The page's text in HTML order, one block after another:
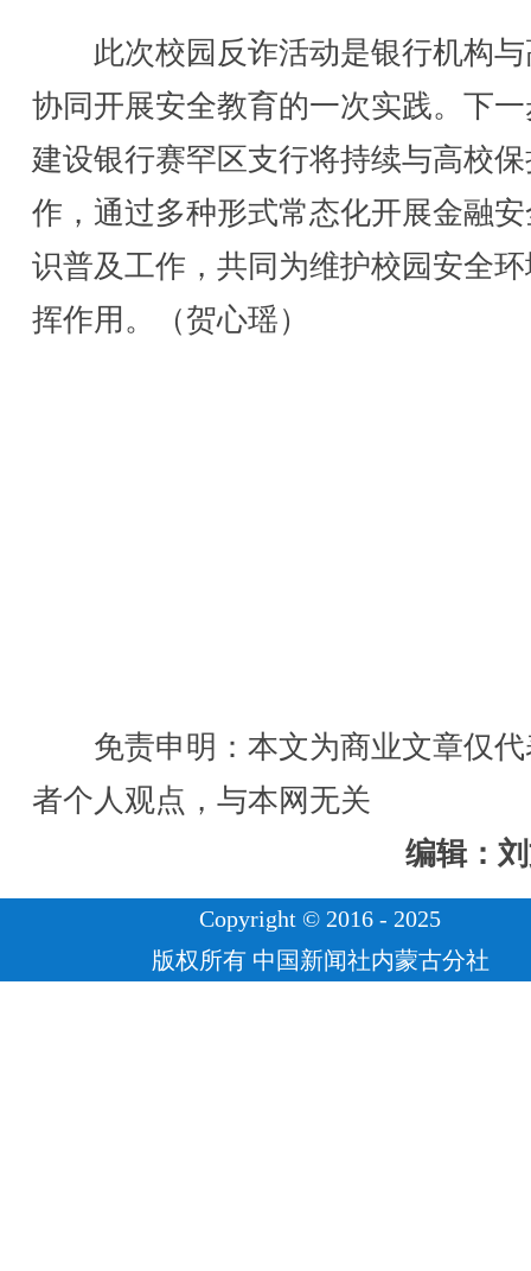
此次校园反诈活动是银行机构与
协同开展安全教育的一次实践。下
建设银行赛罕区支行将持续与高校
作，通过多种形式常态化开展金融
识普及工作，共同为维护校园安全
挥作用。（贺心瑶）
免责申明：本文为商业文章仅代
者个人观点，与本网无关
编辑：
Copyright © 2016 - 2025
版权所有 中国新闻社内蒙古分社